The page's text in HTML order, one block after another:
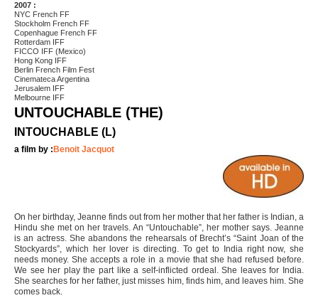
2007 :
NYC French FF
Stockholm French FF
Copenhague French FF
Rotterdam IFF
FICCO IFF (Mexico)
Hong Kong IFF
Berlin French Film Fest
Cinemateca Argentina
Jerusalem IFF
Melbourne IFF
UNTOUCHABLE (THE)
INTOUCHABLE (L)
a film by : Benoit Jacquot
On her birthday, Jeanne finds out from her mother that her father is Indian, a
Hindu she met on her travels. An “Untouchable”, her mother says. Jeanne
is an actress. She abandons the rehearsals of Brecht’s “Saint Joan of the
Stockyards”, which her lover is directing. To get to India right now, she
needs money. She accepts a role in a movie that she had refused before.
We see her play the part like a self-inflicted ordeal. She leaves for India.
She searches for her father, just misses him, finds him, and leaves him. She
comes back.